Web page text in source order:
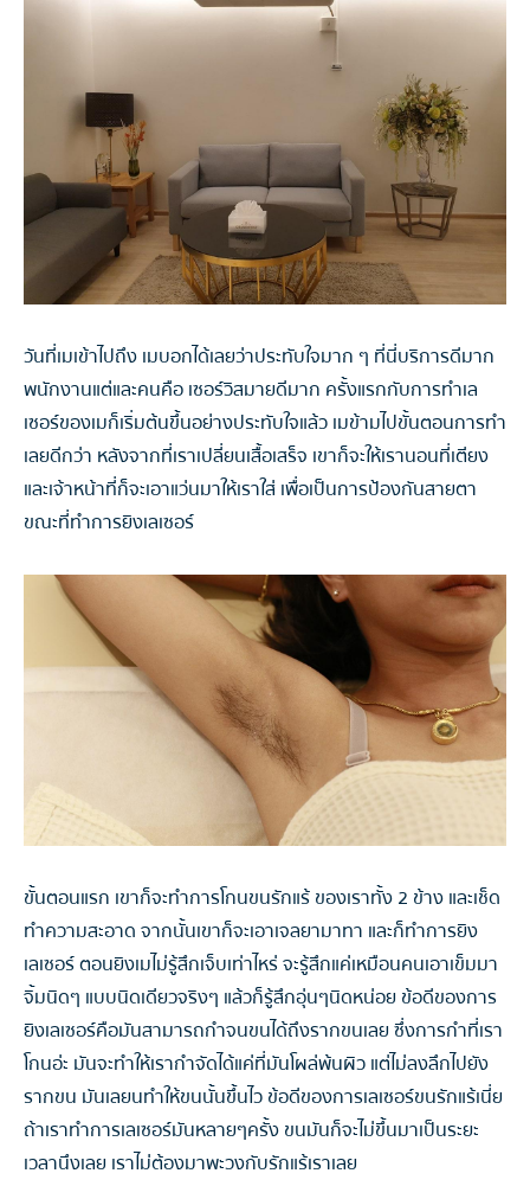
วันที่เมเข้าไปถึง เมบอกได้เลยว่าประทับใจมาก ๆ ที่นี่บริการดีมาก
พนักงานแต่และคนคือ เซอร์วิสมายดีมาก ครั้งแรกกับการทำเล
เซอร์ของเมก็เริ่มต้นขึ้นอย่างประทับใจแล้ว เมข้ามไปขั้นตอนการทำ
เลยดีกว่า หลังจากที่เราเปลี่ยนเสื้อเสร็จ เขาก็จะให้เรานอนที่เตียง
และเจ้าหน้าที่ก็จะเอาแว่นมาให้เราใส่ เพื่อเป็นการป้องกันสายตา
ขณะที่ทำการยิงเลเซอร์
ขั้นตอนแรก เขาก็จะทำการโกนขนรักแร้ ของเราทั้ง 2 ข้าง และเช็ด
ทำความสะอาด จากนั้นเขาก็จะเอาเจลยามาทา และก็ทำการยิง
เลเซอร์ ตอนยิงเมไม่รู้สึกเจ็บเท่าไหร่ จะรู้สึกแค่เหมือนคนเอาเข็มมา
จิ้มนิดๆ แบบนิดเดียวจริงๆ แล้วก็รู้สึกอุ่นๆนิดหน่อย ข้อดีของการ
ยิงเลเซอร์คือมันสามารถกำจนขนได้ถึงรากขนเลย ซึ่งการกำที่เรา
โกนอ่ะ มันจะทำให้เรากำจัดได้แค่ที่มันโผล่พ้นผิว แต่ไม่ลงลึกไปยัง
รากขน มันเลยนทำให้ขนนั้นขึ้นไว ข้อดีของการเลเซอร์ขนรักแร้เนี่ย
ถ้าเราทำการเลเซอร์มันหลายๆครั้ง ขนมันก็จะไม่ขึ้นมาเป็นระยะ
เวลานึงเลย เราไม่ต้องมาพะวงกับรักแร้เราเลย